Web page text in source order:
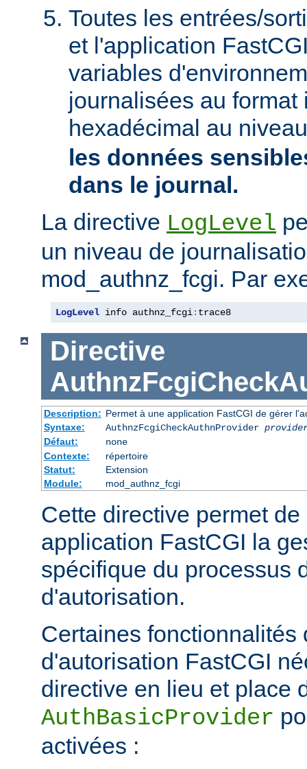
Toutes les entrées/
et l'application
variables
journalisées au format
hexadécimal au
les données
dans le journal.
La directive LogLevel
un niveau de
mod_authnz_fcgi. Par
LogLevel info authnz_fcgi: trace8
Directive
Description: Permet à une application FastCGI de gérer
Syntaxe:
AuthnzFcgiCheckAuthnProvider
Défaut:
none
Contexte:
répertoire
Statut:
Extension
Module:
mod_authnz_fcgi
Cette directive permet
application FastCGI la
spécifique du processus
d'autorisation.
Certaines fonctionnalités
d'autorisation FastCGI
directive en lieu et place
AuthBasicProvider
activées :